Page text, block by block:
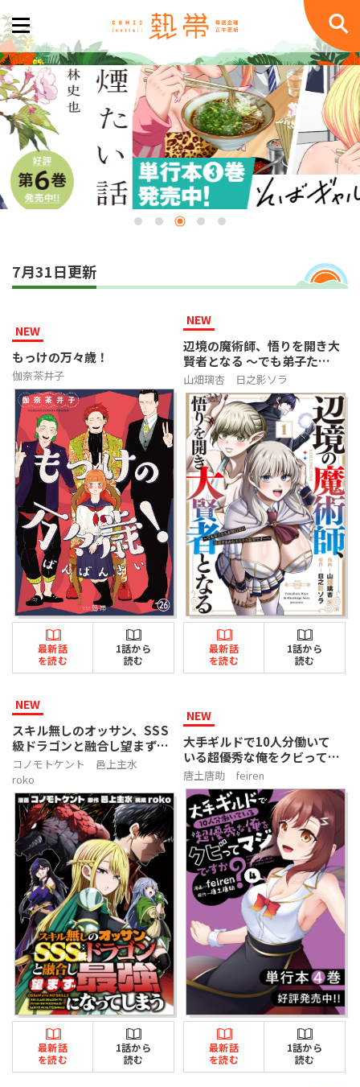
7月31日更新
NEW
もっけの万々歳！
伽奈茶井子
最新話
を読む
1話から
読む
NEW
辺境の魔術師、悟りを開き大
賢者となる 〜でも弟子たち
が無自覚に誘惑するからそろ
そろ限界です…〜
山畑璃杏 日之影ソラ
最新話
を読む
1話から
読む
NEW
スキル無しのオッサン、SSS
級ドラゴンと融合し望まず最
強になってしまう
コノモトケント
邑上主水
roko
最新話
を読む
1話から
読む
NEW
大手ギルドで10人分働いて
いる超優秀な俺をクビってマ
ジですか？
唐土唐助 feiren
最新話
を読む
1話から
読む